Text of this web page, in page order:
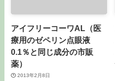
アイフリーコーワAL（医
療用のゼペリン点眼液
0.1％と同じ成分の市販
薬）
2013年2月8日